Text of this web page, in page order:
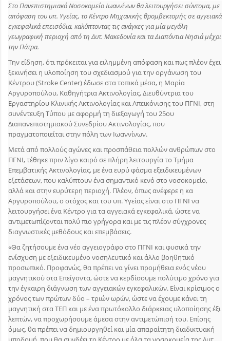
Στο Πανεπιστημιακό Νοσοκομείο Ιωαννίνων θα λειτουργήσει σύντομα, με
απόφαση του υπ. Υγείας, το Κέντρο Μηχανικής θρομβεκτομής σε αγγειακά
εγκεφαλικά επεισόδια, καλύπτοντας τις ανάγκες για μία μεγάλη
γεωγραφική περιοχή από τη Δυτ. Μακεδονία και τα Διαπόντια Νησιά μέχρι
την Πάτρα.
Την είδηση, ότι πρόκειται για ειλημμένη απόφαση και πως πλέον έχει
ξεκινήσει η υλοποίηση του σχεδιασμού για την οργάνωση του
Κέντρου (Stroke Center) έδωσε στα τοπικά μέσα, η Μαρία
Αργυροπούλου, Καθηγήτρια Ακτινολογίας, Διευθύντρια του
Εργαστηρίου Κλινικής Ακτινολογίας και Απεικόνισης του ΠΓΝΙ, στη
συνέντευξη Τύπου με αφορμή τη διεξαγωγή του 25ου
Διαπανεπιστημιακού Συνεδρίου Ακτινολογίας, που
πραγματοποιείται στην πόλη των Ιωαννίνων.
Μετά από πολλούς αγώνες και προσπάθεια πολλών ανθρώπων στο
ΠΓΝΙ, τέθηκε πριν λίγο καιρό σε πλήρη λειτουργία το Τμήμα
Επεμβατικής Ακτινολογίας, με ένα ευρύ φάσμα εξειδικευμένων
εξετάσεων, που καλύπτουν ένα σημαντικό κενό στο νοσοκομείο,
αλλά και στην ευρύτερη περιοχή. Πλέον, όπως ανέφερε η κα
Αργυροπούλου, ο στόχος και του υπ. Υγείας είναι στο ΠΓΝΙ να
λειτουργήσει ένα Κέντρο για τα αγγειακά εγκεφαλικά, ώστε να
αντιμετωπίζονται πολύ πιο γρήγορα και με τις πλέον σύγχρονες
διαγνωστικές μεθόδους και επεμβάσεις.
«Θα ζητήσουμε ένα νέο αγγειογράφο στο ΠΓΝΙ και φυσικά την
ενίσχυση με εξειδικευμένο νοσηλευτικό και άλλο βοηθητικό
προσωπικό. Προφανώς, θα πρέπει να γίνει προμήθεια ενός νέου
μαγνητικού στα Επείγοντα, ώστε να κερδίσουμε πολύτιμο χρόνο για
την έγκαιρη διάγνωση των αγγειακών εγκεφαλικών. Είναι κρίσιμος ο
χρόνος των πρώτων δύο – τριών ωρών, ώστε να έχουμε κάνει τη
μαγνητική στα ΤΕΠ και με ένα πρωτόκολλο διάρκειας υλοποίησης έξι
λεπτών, να προχωρήσουμε άμεσα στην αντιμετώπισή του. Επίσης
όμως, θα πρέπει να δημιουργηθεί και μία απαραίτητη διαδικτυακή